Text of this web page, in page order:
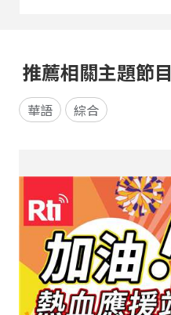
推薦相關主題節目
華語 綜合